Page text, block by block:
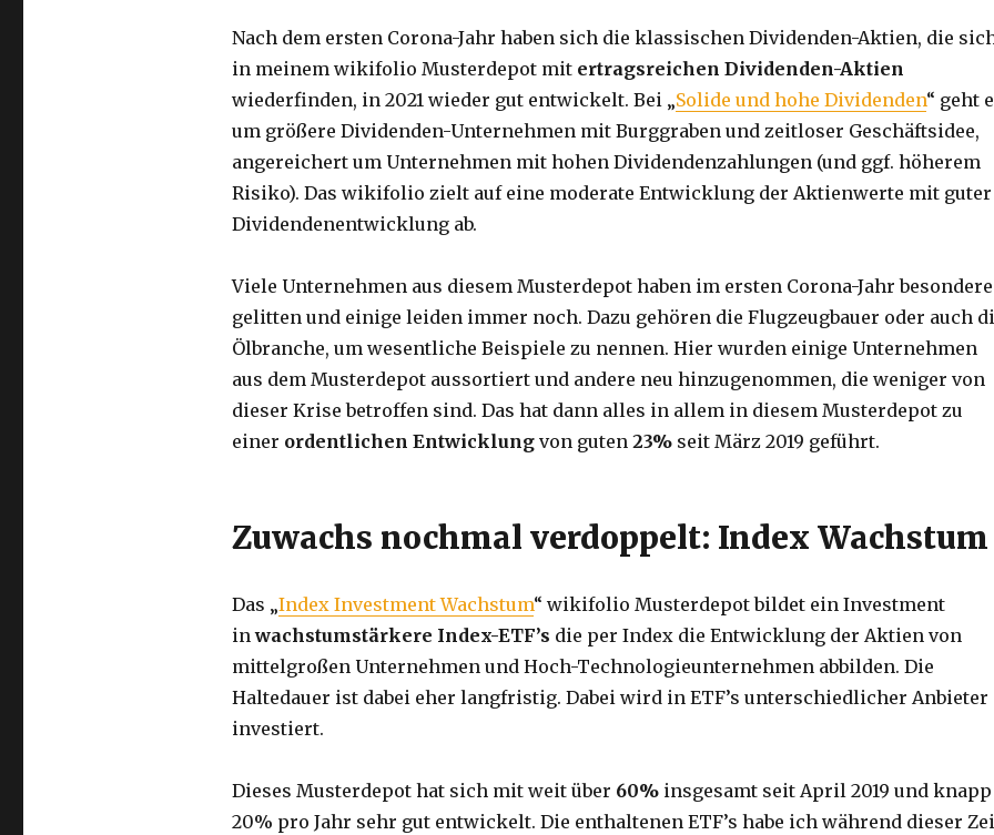
Nach dem ersten Corona-Jahr haben sich die klassischen Dividenden-Aktien, die
in meinem wikifolio Musterdepot mit ertragsreichen Dividenden-Aktien
wiederfinden, in 2021 wieder gut entwickelt. Bei „Solide und hohe Dividenden“ geht
um größere Dividenden-Unternehmen mit Burggraben und zeitloser Geschäftsidee,
angereichert um Unternehmen mit hohen Dividendenzahlungen (und ggf. höherem
Risiko). Das wikifolio zielt auf eine moderate Entwicklung der Aktienwerte mit
Dividendenentwicklung ab.
Viele Unternehmen aus diesem Musterdepot haben im ersten Corona-Jahr
gelitten und einige leiden immer noch. Dazu gehören die Flugzeugbauer oder auch
Ölbranche, um wesentliche Beispiele zu nennen. Hier wurden einige Unternehmen
aus dem Musterdepot aussortiert und andere neu hinzugenommen, die weniger von
dieser Krise betroffen sind. Das hat dann alles in allem in diesem Musterdepot zu
einer ordentlichen Entwicklung von guten23% seit März 2019 geführt.
Zuwachs nochmal verdoppelt: Index Wachstum
Das „Index Investment Wachstum“ wikifolio Musterdepot bildet ein Investment
inwachstumstärkere Index-ETF’s die per Index die Entwicklung der Aktien von
mittelgroßen Unternehmen und Hoch-Technologieunternehmen abbilden. Die
Haltedauer ist dabei eher langfristig. Dabei wird in ETF’s unterschiedlicher Anbieter
investiert.
Dieses Musterdepot hat sich mit weit über 60% insgesamt seit April 2019 und knapp
20% pro Jahr sehr gut entwickelt. Die enthaltenen ETF’s habe ich während dieser